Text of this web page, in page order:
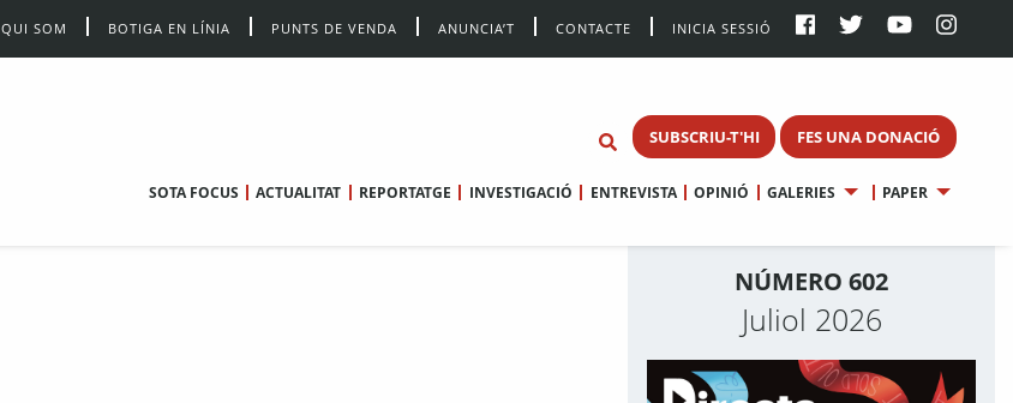
QUI SOM BOTIGA EN LÍNIA PUNTS DE VENDA ANUNCIA’T CONTACTE INICIA SESSIÓ
SUBSCRIU-T'HI FES UNA DONACIÓ
SOTA FOCUS ACTUALITAT REPORTATGE INVESTIGACIÓ ENTREVISTA OPINIÓ GALERIES PAPER
NÚMERO 602
Juliol 2026